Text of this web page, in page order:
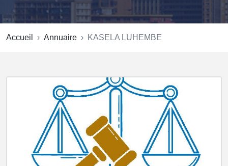
Accueil Annuaire KASELA LUHEMBE